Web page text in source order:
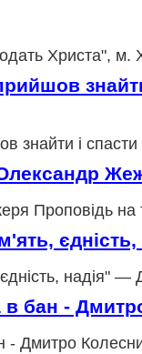
Христа", м.
знайти і
Проповідь
надія"
в бан -
- Дмитро